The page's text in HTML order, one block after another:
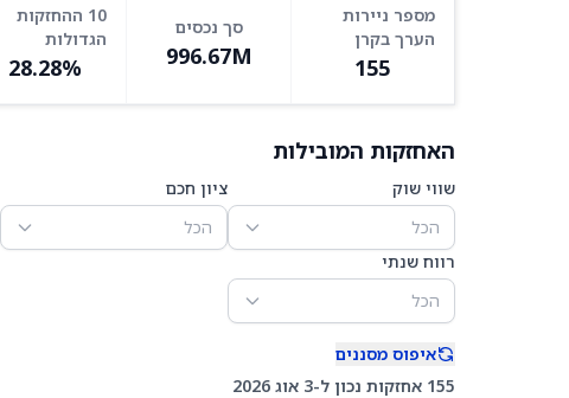
מספר ניירות
הערך בקרן
155
סך נכסים
996.67M
10 ההחזקות
הגדולות
28.28%
האחזקות המובילות
שווי שוק
הכל
ציון חכם
הכל
רווח שנתי
הכל
איפוס מסננים
155 אחזקות נכון ל-3 אוג 2026